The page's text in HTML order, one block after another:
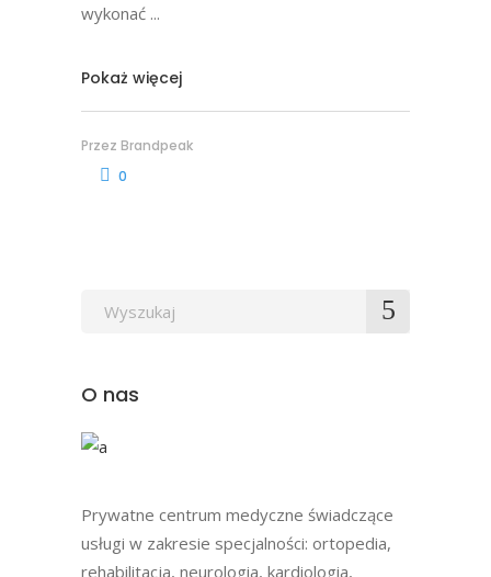
wykonać
Pokaż więcej
Przez Brandpeak
0
Wyszukaj
O nas
Prywatne centrum medyczne świadczące
usługi w zakresie specjalności: ortopedia,
rehabilitacja, neurologia, kardiologia,